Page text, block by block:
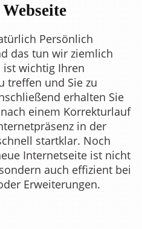
Persönlich
das tun wir ziemlich
ist wichtig Ihren
treffen und Sie zu
erhalten Sie
einem Korrekturlauf
in der
startklar. Noch
Internetseite ist nicht
auch effizient bei
Erweiterungen.